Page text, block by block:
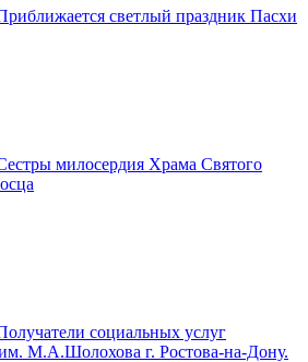
светлый праздник Пасхи
милосердия Храма Святого
социальных услуг
М.А.Шолохова г. Ростова-на-Дону.